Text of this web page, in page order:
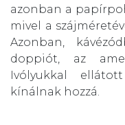
azonban a
mivel a
Azonban,
doppiót, az
Ivólyukkal
kínálnak hozzá.